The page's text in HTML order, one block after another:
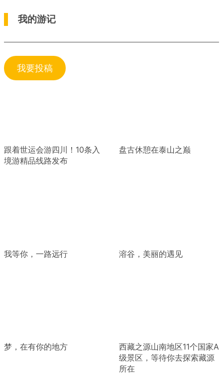
我的游记
我要投稿
跟着世运会游四川！10条入
境游精品线路发布
盘古休憩在泰山之巅
我等你，一路远行 溶谷，美丽的遇见
梦，在有你的地方
西藏之源山南地区11个国家A
级景区，等待你去探索藏源
所在